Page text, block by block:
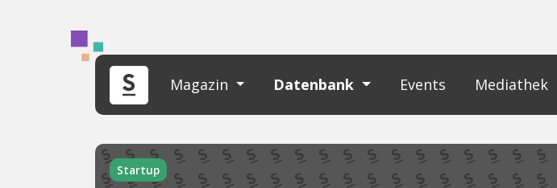
Magazin Datenbank Events Mediathek
Startup